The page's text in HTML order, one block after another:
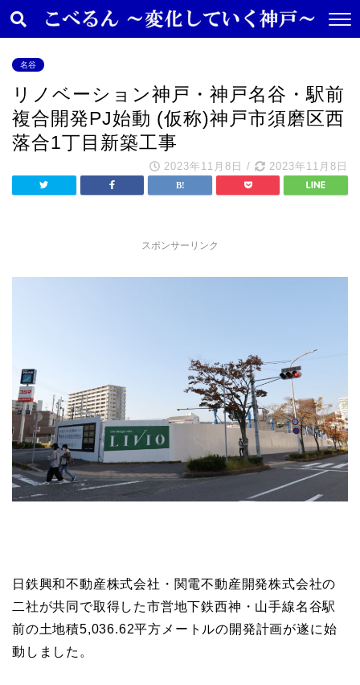
名谷
リノベーション神戸・神戸名谷・駅前
複合開発PJ始動 (仮称)神戸市須磨区西
落合1丁目新築工事
2023年11月8日 / 2023年11月8日
スポンサーリンク
日鉄興和不動産株式会社・関電不動産開発株式会社の
二社が共同で取得した市営地下鉄西神・山手線名谷駅
前の土地積5,036.62平方メートルの開発計画が遂に始
動しました。